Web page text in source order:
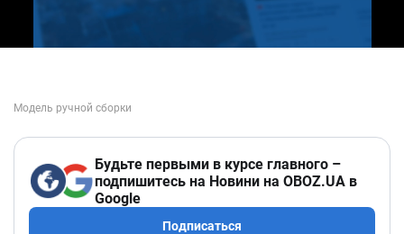
Будьте первыми в курсе главного –
подпишитесь на Новини на OBOZ.UA в
Google
Подписаться